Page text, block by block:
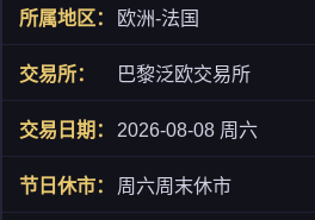
欧洲-法国
巴黎泛欧交易所
2026-08-08 周六
周六周末休市